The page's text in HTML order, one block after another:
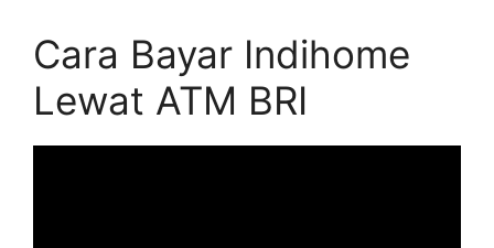
Cara Bayar Indihome
Lewat ATM BRI